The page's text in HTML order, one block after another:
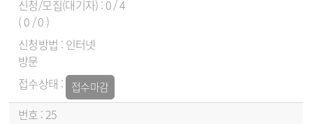
0 / 4
( 0 / 0 )
인터넷
방문
접수마감
25